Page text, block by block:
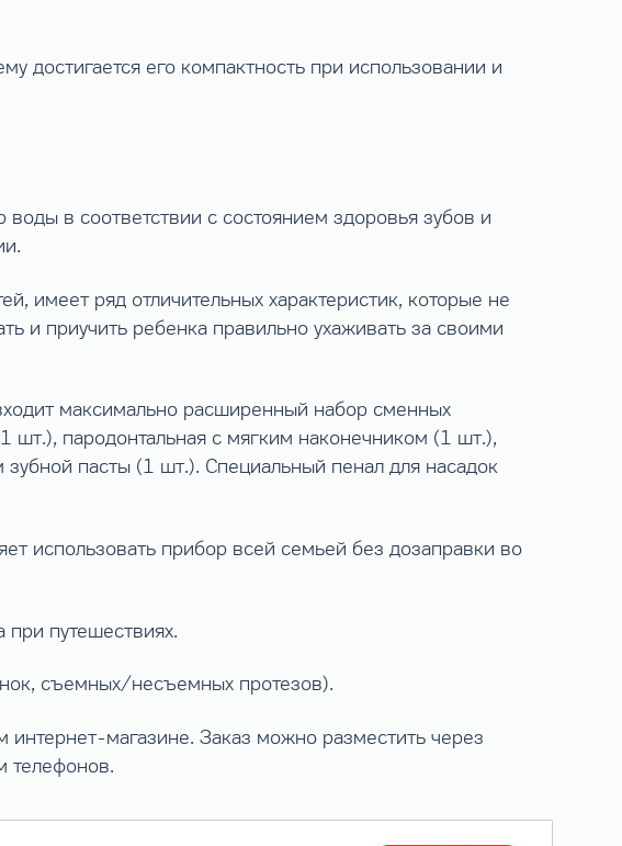
достигается его компактность при использовании и
в соответствии с состоянием здоровья зубов и
имеет ряд отличительных характеристик, которые не
и приучить ребенка правильно ухаживать за своими
максимально расширенный набор сменных
шт.), пародонтальная с мягким наконечником (1 шт.),
пасты (1 шт.). Специальный пенал для насадок
использовать прибор всей семьей без дозаправки во
путешествиях.
съемных/несъемных протезов).
магазине. Заказ можно разместить через
телефонов.